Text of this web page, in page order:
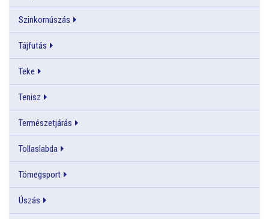
Szinkornúszás
Tájfutás
Teke
Tenisz
Természetjárás
Tollaslabda
Tömegsport
Úszás